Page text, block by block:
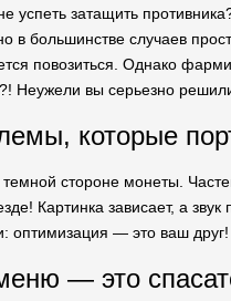
успеть затащить
в большинстве случаев
повозиться. Однако
Неужели вы серьезно
которые
стороне монеты.
Картинка зависает, а
оптимизация — это ваш
— это